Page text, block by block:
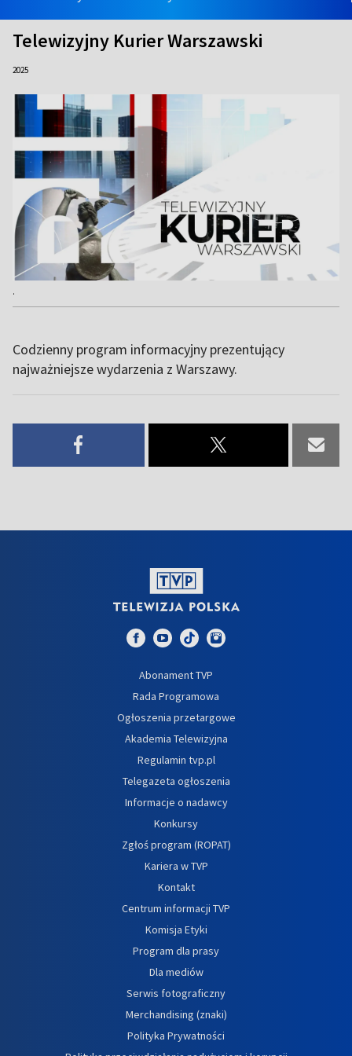
Telewizyjny Kurier Warszawski
2025
.
Codzienny program informacyjny prezentujący
najważniejsze wydarzenia z Warszawy.
Abonament TVP
Rada Programowa
Ogłoszenia przetargowe
Akademia Telewizyjna
Regulamin tvp.pl
Telegazeta ogłoszenia
Informacje o nadawcy
Konkursy
Zgłoś program (ROPAT)
Kariera w TVP
Kontakt
Centrum informacji TVP
Komisja Etyki
Program dla prasy
Dla mediów
Serwis fotograficzny
Merchandising (znaki)
Polityka Prywatności